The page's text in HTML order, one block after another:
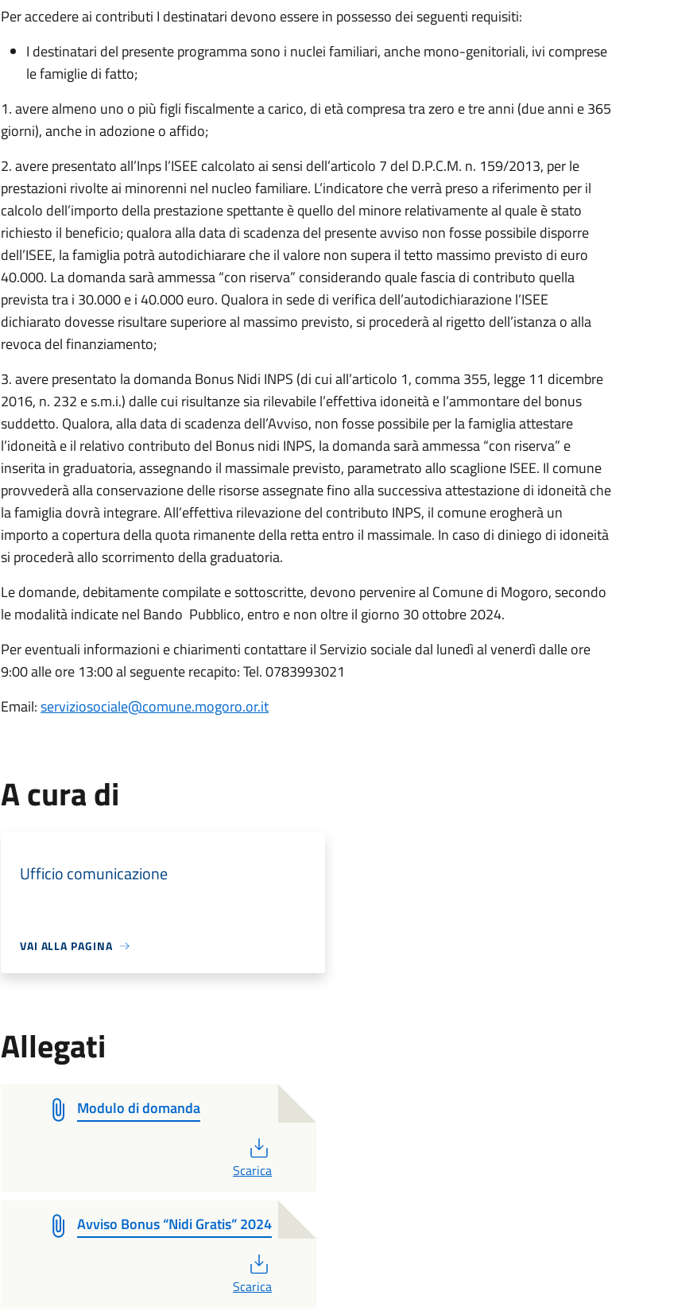
Per accedere ai contributi I destinatari devono essere in possesso dei seguenti requisiti:
I destinatari del presente programma sono i nuclei familiari, anche mono-genitoriali, ivi comprese
le famiglie di fatto;
1. avere almeno uno o più figli fiscalmente a carico, di età compresa tra zero e tre anni (due anni e 365
giorni), anche in adozione o affido;
2. avere presentato all’Inps l’ISEE calcolato ai sensi dell’articolo 7 del D.P.C.M. n. 159/2013, per le
prestazioni rivolte ai minorenni nel nucleo familiare. L’indicatore che verrà preso a riferimento per il
calcolo dell’importo della prestazione spettante è quello del minore relativamente al quale è stato
richiesto il beneficio; qualora alla data di scadenza del presente avviso non fosse possibile disporre
dell’ISEE, la famiglia potrà autodichiarare che il valore non supera il tetto massimo previsto di euro
40.000. La domanda sarà ammessa “con riserva” considerando quale fascia di contributo quella
prevista tra i 30.000 e i 40.000 euro. Qualora in sede di verifica dell’autodichiarazione l’ISEE
dichiarato dovesse risultare superiore al massimo previsto, si procederà al rigetto dell’istanza o alla
revoca del finanziamento;
3. avere presentato la domanda Bonus Nidi INPS (di cui all’articolo 1, comma 355, legge 11 dicembre
2016, n. 232 e s.m.i.) dalle cui risultanze sia rilevabile l’effettiva idoneità e l’ammontare del bonus
suddetto. Qualora, alla data di scadenza dell’Avviso, non fosse possibile per la famiglia attestare
l’idoneità e il relativo contributo del Bonus nidi INPS, la domanda sarà ammessa “con riserva” e
inserita in graduatoria, assegnando il massimale previsto, parametrato allo scaglione ISEE. Il comune
provvederà alla conservazione delle risorse assegnate fino alla successiva attestazione di idoneità che
la famiglia dovrà integrare. All’effettiva rilevazione del contributo INPS, il comune erogherà un
importo a copertura della quota rimanente della retta entro il massimale. In caso di diniego di idoneità
si procederà allo scorrimento della graduatoria.
Le domande, debitamente compilate e sottoscritte, devono pervenire al Comune di Mogoro, secondo
le modalità indicate nel Bando Pubblico, entro e non oltre il giorno 30 ottobre 2024.
Per eventuali informazioni e chiarimenti contattare il Servizio sociale dal lunedì al venerdì dalle ore
9:00 alle ore 13:00 al seguente recapito: Tel. 0783993021
Email:serviziosociale@comune.mogoro.or.it
A cura di
Ufficio comunicazione
VAI ALLA PAGINA
Allegati
Modulo di domanda
Scarica
Avviso Bonus “Nidi Gratis” 2024
Scarica